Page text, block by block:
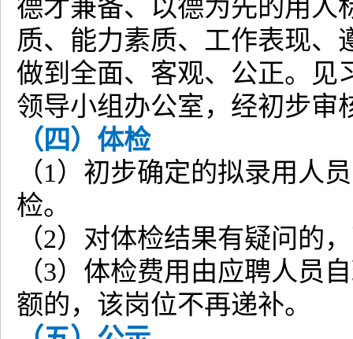
德才兼备、以德为先的用人
质、能力素质、工作表现、
做到全面、客观、公正。见
领导小组办公室，经初步审
（四）体检
（1）初步确定的拟录用人
检。
（2）对体检结果有疑问的
（3）体检费用由应聘人员
额的，该岗位不再递补。